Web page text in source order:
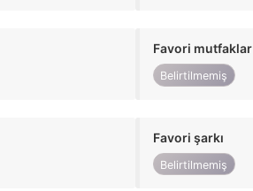
Favori mutfaklar
Belirtilmemiş
Favori şarkı
Belirtilmemiş